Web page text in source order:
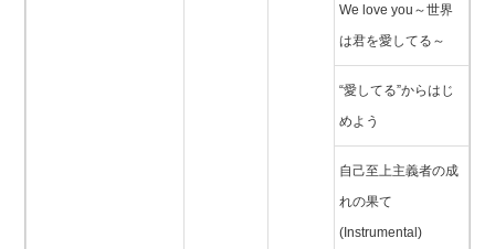
We love you～世界
は君を愛してる～
“愛してる”からはじ
めよう
自己至上主義者の成
れの果て
(Instrumental)